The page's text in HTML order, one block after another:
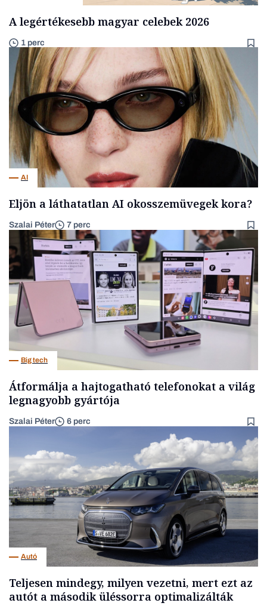
A legértékesebb magyar celebek 2026
1 perc
AI
Eljön a láthatatlan AI okosszemüvegek kora?
Szalai Péter 7 perc
Big tech
Átformálja a hajtogatható telefonokat a világ
legnagyobb gyártója
Szalai Péter 6 perc
Autó
Teljesen mindegy, milyen vezetni, mert ezt az
autót a második üléssorra optimalizálták